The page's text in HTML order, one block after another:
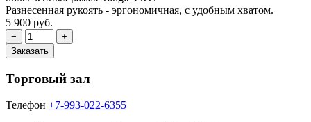
Разнесенная рукоять - эргономичная, с удобным хватом.
5 900 руб.
Торговый зал
Телефон +7-993-022-6355